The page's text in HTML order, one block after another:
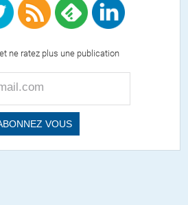
vous parlez des « (…) propos de
en 2012 pour rejoindre le parti Le
classé à l’extrême droite. Il s’oppose à
à l’égalité des droits entre juifs et non
ultralibéral sur le plan économique.
ne ratez plus une publication